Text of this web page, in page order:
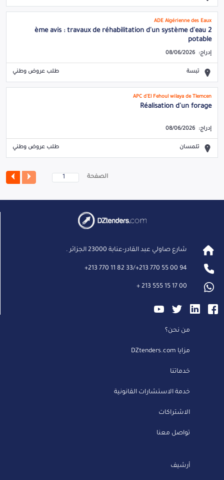
ADE Algérienne des Eaux
2 ème avis : travaux de réhabilitation d'un système d'eau
potable
إدراج: 08/06/2026
تبسة طلب عروض وطني
APC d'El Fehoul wilaya de Tlemcen
Réalisation d'un forage
إدراج: 08/06/2026
تلمسان طلب عروض وطني
الصفحة
شارع صاولي عبد القادر-عنابة 23000 الجزائر .
+213 770 55 00 94
/
+213 770 11 82 33
+ 213 555 15 17 00
من نحن؟
مزايا DZtenders.com
خدماتنا
خدمة الاستشارات القانونية
الاشتراكات
تواصل معنا
أرشيف